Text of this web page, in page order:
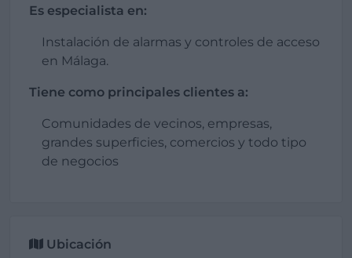
Es especialista en:
Instalación de alarmas y controles de acceso
en Málaga.
Tiene como principales clientes a:
Comunidades de vecinos, empresas,
grandes superficies, comercios y todo tipo
de negocios
Ubicación